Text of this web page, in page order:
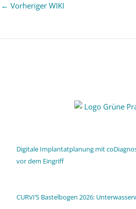
← Vorheriger WIKI
Digitale Implantatplanung mit
vor dem Eingriff
CURVI’S Bastelbogen 2026: